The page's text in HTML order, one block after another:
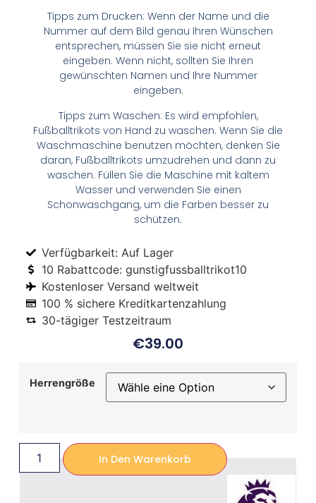
Tipps zum Drucken: Wenn der Name und die
Nummer auf dem Bild genau Ihren Wünschen
entsprechen, müssen Sie sie nicht erneut
eingeben. Wenn nicht, sollten Sie Ihren
gewünschten Namen und Ihre Nummer
eingeben.
Tipps zum Waschen: Es wird empfohlen,
Fußballtrikots von Hand zu waschen. Wenn Sie die
Waschmaschine benutzen möchten, denken Sie
daran, Fußballtrikots umzudrehen und dann zu
waschen. Füllen Sie die Maschine mit kaltem
Wasser und verwenden Sie einen
Schonwaschgang, um die Farben besser zu
schützen.
Verfügbarkeit: Auf Lager
10 Rabattcode: gunstigfussballtrikot10
Kostenloser Versand weltweit
100 % sichere Kreditkartenzahlung
30-tägiger Testzeitraum
€39.00
Herrengröße
In Den Warenkorb